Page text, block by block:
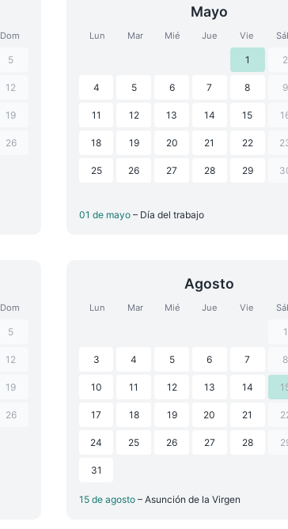
Dom
5
12
19
26
Mayo
Lun Mar Mié Jue Vie
1 2
4 5 6 7 8 9
11 12 13 14 15
18 19 20 21 22
25 26 27 28 29
01 de mayo – Día del trabajo
Dom
5
12
19
26
Agosto
Lun Mar Mié Jue Vie
1
3 4 5 6 7 8
10 11 12 13 14
17 18 19 20 21
24 25 26 27 28
31
15 de agosto – Asunción de la Virgen